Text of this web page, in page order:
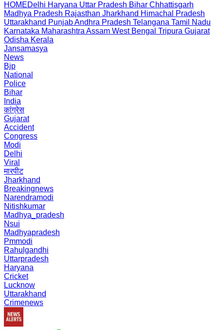
HOMEDelhi Haryana Uttar Pradesh Bihar Chhattisgarh
Madhya Pradesh Rajasthan Jharkhand Himachal Pradesh
Uttarakhand PunjabAndhra Pradesh Telangana Tamil Nadu
Karnataka Maharashtra Assam West Bengal Tripura Gujarat
Odisha Kerala
Jansamasya
News
Bjp
National
Police
Bihar
India
कांग्रेस
Gujarat
Accident
Congress
Modi
Delhi
Viral
मारपीट
Jharkhand
Breakingnews
Narendramodi
Nitishkumar
Madhya_pradesh
Nsui
Madhyapradesh
Pmmodi
Rahulgandhi
Uttarpradesh
Haryana
Cricket
Lucknow
Uttarakhand
Crimenews